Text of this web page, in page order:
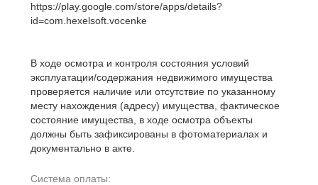
https://play.google.com/store/apps/details?
id=com.hexelsoft.vocenke
В ходе осмотра и контроля состояния условий
эксплуатации/содержания недвижимого имущества
проверяется наличие или отсутствие по указанному
месту нахождения (адресу) имущества, фактическое
состояние имущества, в ходе осмотра объекты
должны быть зафиксированы в фотоматериалах и
документально в акте.
Система оплаты: